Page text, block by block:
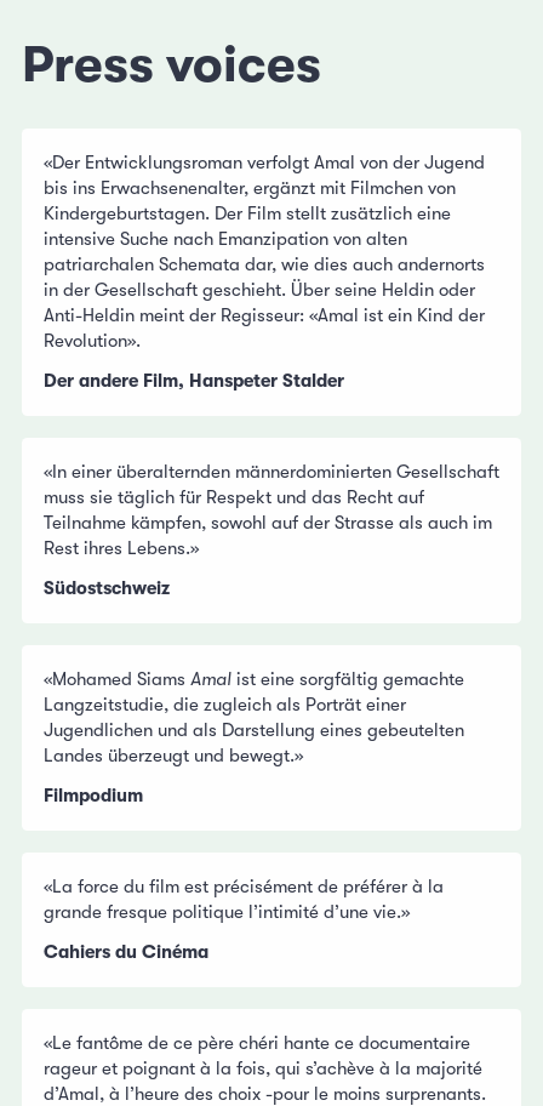
Press voices
«Der Entwicklungsroman verfolgt Amal von der Jugend
bis ins Erwachsenenalter, ergänzt mit Filmchen von
Kindergeburtstagen. Der Film stellt zusätzlich eine
intensive Suche nach Emanzipation von alten
patriarchalen Schemata dar, wie dies auch andernorts
in der Gesellschaft geschieht. Über seine Heldin oder
Anti-Heldin meint der Regisseur: «Amal ist ein Kind der
Revolution».
Der andere Film, Hanspeter Stalder
«In einer überalternden männerdominierten Gesellschaft
muss sie täglich für Respekt und das Recht auf
Teilnahme kämpfen, sowohl auf der Strasse als auch im
Rest ihres Lebens.»
Südostschweiz
«Mohamed Siams Amal ist eine sorgfältig gemachte
Langzeitstudie, die zugleich als Porträt einer
Jugendlichen und als Darstellung eines gebeutelten
Landes überzeugt und bewegt.»
Filmpodium
«La force du film est précisément de préférer à la
grande fresque politique l’intimité d’une vie.»
Cahiers du Cinéma
«Le fantôme de ce père chéri hante ce documentaire
rageur et poignant à la fois, qui s’achève à la majorité
d’Amal, à l’heure des choix -pour le moins surprenants.